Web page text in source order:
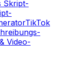
Skript-
TikTok
Video-